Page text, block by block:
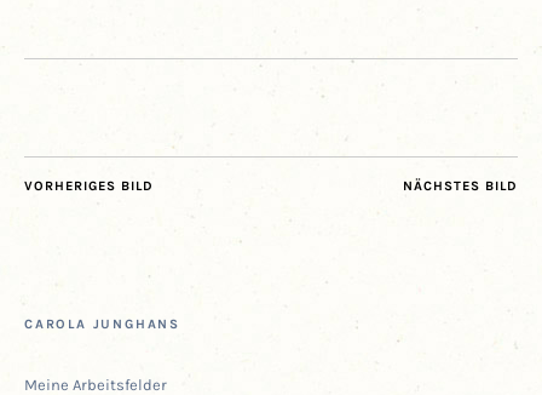
NÄCHSTES BILD
VORHERIGES BILD
CARO­LA JUNGHANS
Mei­ne Arbeitsfelder